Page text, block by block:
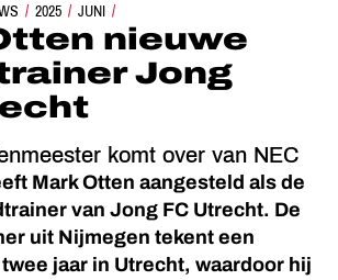
2025 JUNI
NIEUWE HOOFDTRAINER JONG FC UTRECHT
nieuwe
Jong
komt over van NEC
Mark Otten aangesteld als de
van Jong FC Utrecht. De
uit Nijmegen tekent een
jaar in Utrecht, waardoor hij